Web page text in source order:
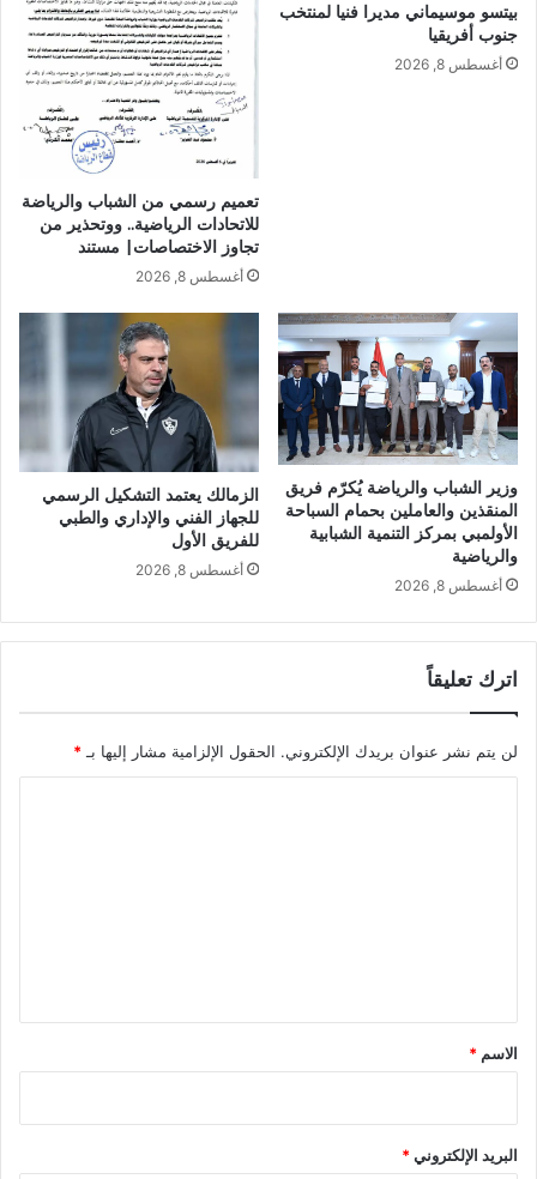
بيتسو موسيماني مديرا فنيا لمنتخب
جنوب أفريقيا
أغسطس 8, 2026
تعميم رسمي من الشباب والرياضة
للاتحادات الرياضية.. ووتحذير من
تجاوز الاختصاصات| مستند
أغسطس 8, 2026
وزير الشباب والرياضة يُكرّم فريق
المنقذين والعاملين بحمام السباحة
الأولمبي بمركز التنمية الشبابية
والرياضية
أغسطس 8, 2026
الزمالك يعتمد التشكيل الرسمي
للجهاز الفني والإداري والطبي
للفريق الأول
أغسطس 8, 2026
اترك تعليقاً
لن يتم نشر عنوان بريدك الإلكتروني. الحقول الإلزامية مشار إليها بـ *
*
الاسم *
البريد الإلكتروني*